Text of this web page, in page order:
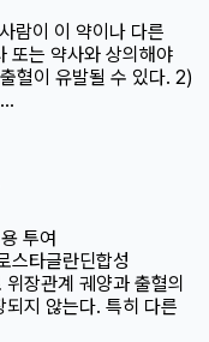
람이 이 약이나 다른
또는 약사와 상의해야
혈이 유발될 수 있다. 2)
투여
스타글란딘합성
장관계 궤양과 출혈의
지 않는다. 특히 다른